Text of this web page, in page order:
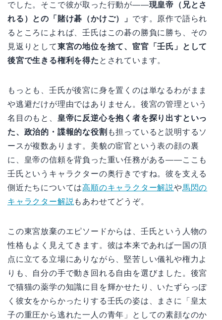
でした。そこで彼が取った行動が——現皇帝（兄とさ
れる）との「賭け碁（かけご）」 です。原作で語られ
るところによれば、壬氏はこの碁の勝負に勝ち、その
見返りとして東宮の地位を捨て、宦官「壬氏」として
後宮で生きる権利を得た とされています。
もっとも、壬氏が後宮に身を置くのは単なるわがまま
や逃避だけが理由ではありません。後宮の管理という
名目のもと、 皇帝に反逆心を抱く者を探り出すといっ
た、政治的・諜報的な役割 も担っていると説明するソ
ースが複数あります。美貌の宦官という表の顔の裏
に、皇帝の信頼を背負った重い任務がある——ここも
壬氏というキャラクターの奥行きですね。彼を支える
側近たちについては高順のキャラクター解説や馬閃の
キャラクター解説 もあわせてどうぞ。
この東宮放棄のエピソードからは、壬氏という人物の
性格もよく見えてきます。彼は本来であれば一国の頂
点に立てる立場にありながら、堅苦しい儀礼や権力よ
りも、自分の手で動き回れる自由を選びました。後宮
で猫猫の薬学の知識に目を輝かせたり、いたずらっぽ
く彼女をからかったりする壬氏の姿は、まさに「皇太
子の重圧から逃れた一人の青年」としての素顔なのか